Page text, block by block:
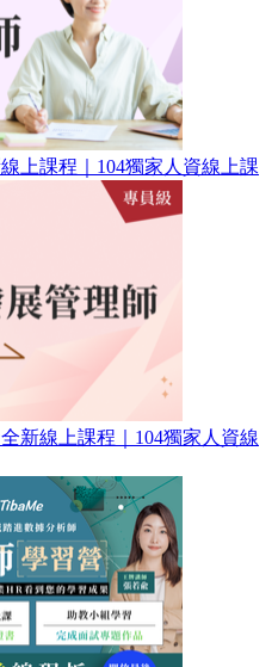
上課程｜104獨家人資線上課
新線上課程｜104獨家人資線